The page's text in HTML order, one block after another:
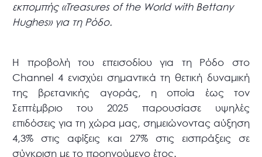
εκπομπής «Treasures of the World with Bettany
Hughes» για τη Ρόδο.
Η προβολή του επεισοδίου για τη Ρόδο στο
Channel 4 ενισχύει σημαντικά τη θετική δυναμική
της βρετανικής αγοράς, η οποία έως τον
Σεπτέμβριο του 2025 παρουσίασε υψηλές
επιδόσεις για τη χώρα μας, σημειώνοντας αύξηση
4,3% στις αφίξεις και 27% στις εισπράξεις σε
σύγκριση με το προηγούμενο έτος.